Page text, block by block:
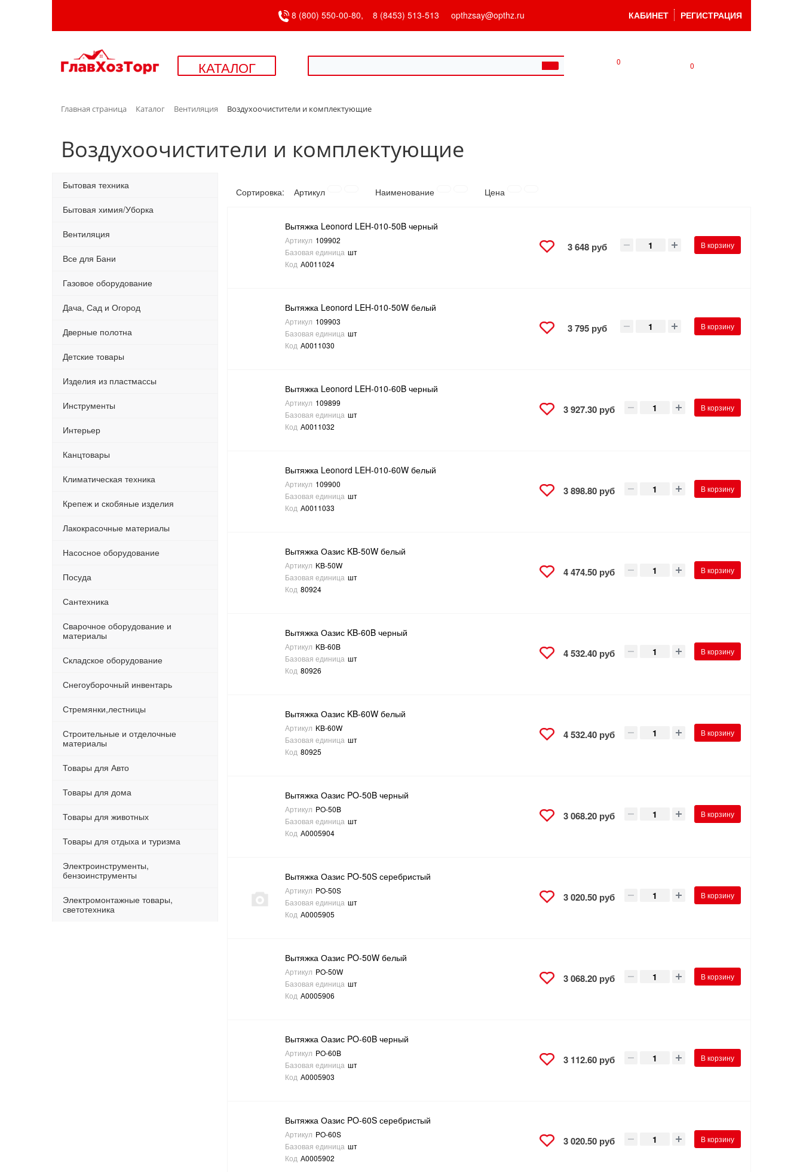
8 (800) 550-00-80, 8 (8453) 513-513 opthzsay@opthz.ru КАБИНЕТ РЕГИСТРАЦИЯ
КАТАЛОГ 0 0
Главная страница Каталог Вентиляция Воздухоочистители и комплектующие
Воздухоочистители и комплектующие
Бытовая техника
Бытовая химия/Уборка
Вентиляция
Все для Бани
Газовое оборудование
Дача, Сад и Огород
Дверные полотна
Детские товары
Изделия из пластмассы
Инструменты
Интерьер
Канцтовары
Климатическая техника
Крепеж и скобяные изделия
Лакокрасочные материалы
Насосное оборудование
Посуда
Сантехника
Сварочное оборудование и
материалы
Складское оборудование
Снегоуборочный инвентарь
Стремянки,лестницы
Строительные и отделочные
материалы
Товары для Авто
Товары для дома
Товары для животных
Товары для отдыха и туризма
Электроинструменты,
бензоинструменты
Электромонтажные товары,
светотехника
Сортировка: Артикул Наименование Цена
Вытяжка Leonord LEH-010-50B черный
Артикул 109902
Базовая единица шт
Код А0011024
3 648 руб В корзину
Вытяжка Leonord LEH-010-50W белый
Артикул 109903
Базовая единица шт
Код А0011030
3 795 руб В корзину
Вытяжка Leonord LEH-010-60B черный
Артикул 109899
Базовая единица шт
Код А0011032
3 927.30 руб В корзину
Вытяжка Leonord LEH-010-60W белый
Артикул 109900
Базовая единица шт
Код А0011033
3 898.80 руб В корзину
Вытяжка Оазис KB-50W белый
Артикул KB-50W
Базовая единица шт
Код 80924
4 474.50 руб В корзину
Вытяжка Оазис KB-60B черный
Артикул KB-60B
Базовая единица шт
Код 80926
4 532.40 руб В корзину
Вытяжка Оазис KB-60W белый
Артикул KB-60W
Базовая единица шт
Код 80925
4 532.40 руб В корзину
Вытяжка Оазис PO-50B черный
Артикул PO-50B
Базовая единица шт
Код А0005904
3 068.20 руб В корзину
Вытяжка Оазис PO-50S серебристый
Артикул PO-50S
Базовая единица шт
Код А0005905
3 020.50 руб В корзину
Вытяжка Оазис PO-50W белый
Артикул PO-50W
Базовая единица шт
Код А0005906
3 068.20 руб В корзину
Вытяжка Оазис PO-60B черный
Артикул PO-60B
Базовая единица шт
Код А0005903
3 112.60 руб В корзину
Вытяжка Оазис PO-60S серебристый
Артикул PO-60S
Базовая единица шт
Код А0005902
3 020.50 руб В корзину